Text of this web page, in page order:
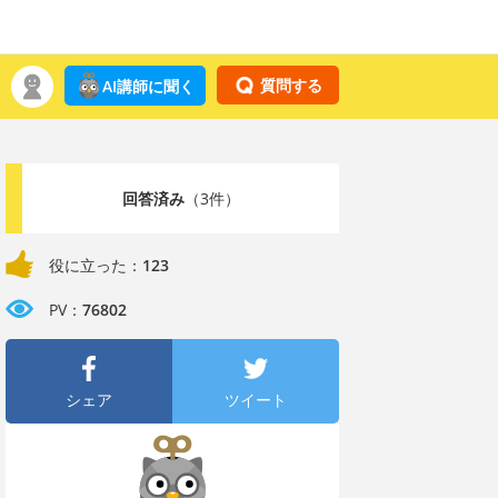
質問する
AI講師に聞く
回答済み（3件）
役に立った： 123
PV： 76802
シェア ツイート